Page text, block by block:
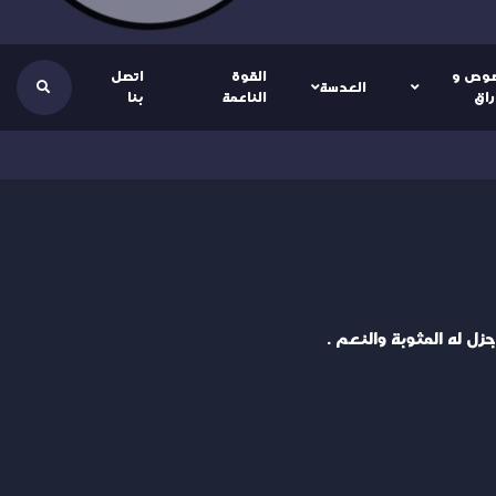
و
العدسة
القوة
الناعمة
اتصل
بنا
له المثوبة والنعم .